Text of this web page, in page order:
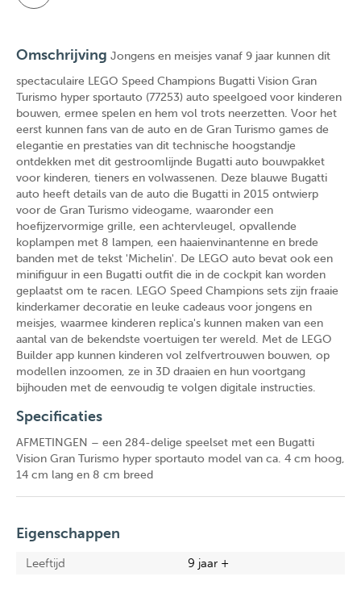
Omschrijving Jongens en meisjes vanaf 9 jaar kunnen dit
spectaculaire LEGO Speed Champions Bugatti Vision Gran
Turismo hyper sportauto (77253) auto speelgoed voor kinderen
bouwen, ermee spelen en hem vol trots neerzetten. Voor het
eerst kunnen fans van de auto en de Gran Turismo games de
elegantie en prestaties van dit technische hoogstandje
ontdekken met dit gestroomlijnde Bugatti auto bouwpakket
voor kinderen, tieners en volwassenen. Deze blauwe Bugatti
auto heeft details van de auto die Bugatti in 2015 ontwierp
voor de Gran Turismo videogame, waaronder een
hoefijzervormige grille, een achtervleugel, opvallende
koplampen met 8 lampen, een haaienvinantenne en brede
banden met de tekst 'Michelin'. De LEGO auto bevat ook een
minifiguur in een Bugatti outfit die in de cockpit kan worden
geplaatst om te racen. LEGO Speed Champions sets zijn fraaie
kinderkamer decoratie en leuke cadeaus voor jongens en
meisjes, waarmee kinderen replica's kunnen maken van een
aantal van de bekendste voertuigen ter wereld. Met de LEGO
Builder app kunnen kinderen vol zelfvertrouwen bouwen, op
modellen inzoomen, ze in 3D draaien en hun voortgang
bijhouden met de eenvoudig te volgen digitale instructies.
Specificaties
AFMETINGEN – een 284-delige speelset met een Bugatti
Vision Gran Turismo hyper sportauto model van ca. 4 cm hoog,
14 cm lang en 8 cm breed
Eigenschappen
Leeftijd 9 jaar +